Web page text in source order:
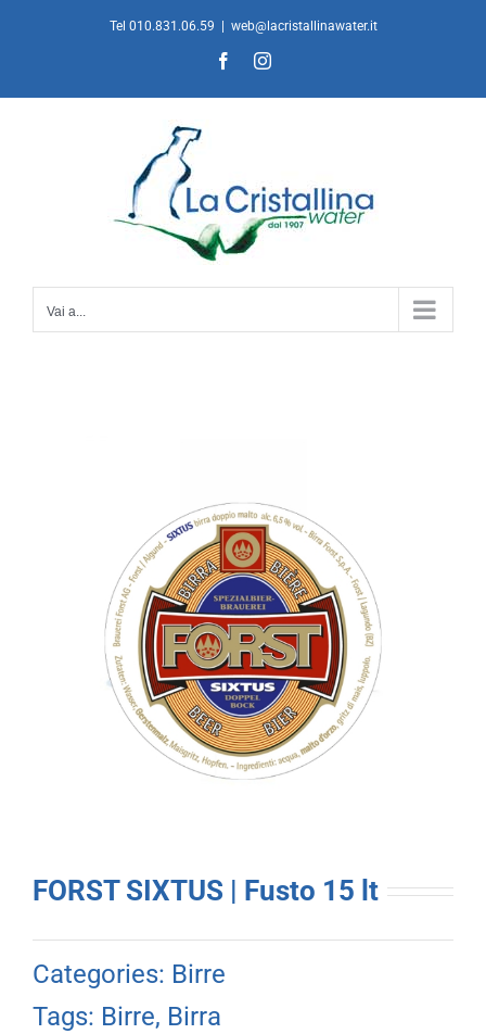
Tel 010.831.06.59 web@lacristallinawater.it
FacebookInstagram
Vai a...
FORST SIXTUS | Fusto 15 lt
Categories: Birre
Tags: Birre, Birra